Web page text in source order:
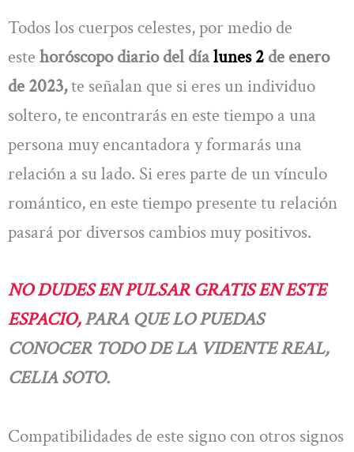
Todos los cuerpos celestes, por medio de
este horóscopo diario del díalunes 2 de enero
de 2023,te señalan que si eres un individuo
soltero, te encontrarás en este tiempo a una
persona muy encantadora y formarás una
relación a su lado. Si eres parte de un vínculo
romántico, en este tiempo presente tu relación
pasará por diversos cambios muy positivos.
NO DUDES EN PULSAR GRATIS EN ESTE
ESPACIO,PARA QUE LO PUEDAS
CONOCER TODO DE LA VIDENTE REAL,
CELIA SOTO.
Compatibilidades de este signo con otros signos